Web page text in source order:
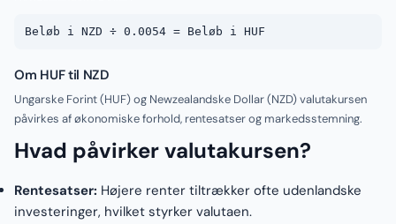
Beløb i NZD ÷ 0.0054 = Beløb i HUF
Om HUF til NZD
Ungarske Forint (HUF) og Newzealandske Dollar (NZD) valutakursen
påvirkes af økonomiske forhold, rentesatser og markedsstemning.
Hvad påvirker valutakursen?
Rentesatser: Højere renter tiltrækker ofte udenlandske
investeringer, hvilket styrker valutaen.